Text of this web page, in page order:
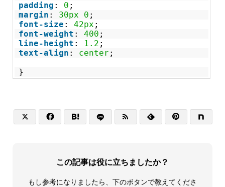
padding : 0 ;
margin : 30px 0 ;
font-size : 42px ;
font-weight : 400 ;
line-height : 1.2 ;
text-align : center ;
}
     
この記事は役に立ちましたか？
もし参考になりましたら、下のボタンで教えてくださ